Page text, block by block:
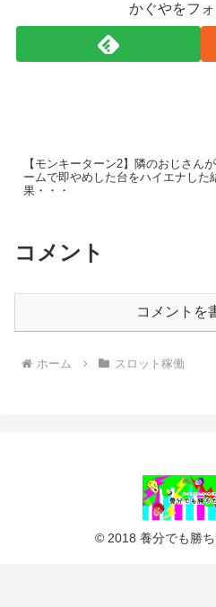
かぐやをフ
【モンキーターン2】隣のおじさん
ームで即やめした台をハイエナした
果・・・
コメント
コメントを
ホーム スロット稼働
© 2018 養分でも勝ち